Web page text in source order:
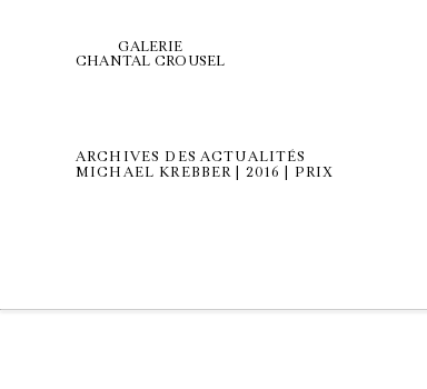
GALERIE
CHANTAL CROUSEL
ARCHIVES DES ACTUALITÉS
MICHAEL KREBBER | 2016 | PRIX